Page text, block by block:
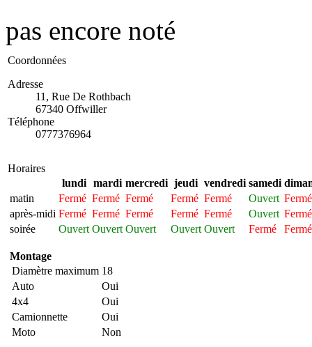
pas encore noté
Coordonnées
Adresse
11, Rue De Rothbach
67340 Offwiller
Téléphone
0777376964
Horaires
lundi
mardi mercredi jeudi vendredi samedi
matin
Fermé Fermé Fermé Fermé Fermé Ouvert Fermé
après-midi Fermé Fermé Fermé Fermé Fermé Ouvert Fermé
soirée
Ouvert Ouvert Ouvert Ouvert Ouvert Fermé Fermé
Montage
Diamètre maximum 18
Auto
Oui
4x4
Oui
Camionnette
Oui
Moto
Non